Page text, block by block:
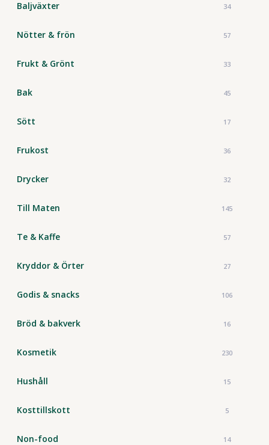
Baljväxter 34
Nötter & frön 57
Frukt & Grönt 33
Bak 45
Sött 17
Frukost 36
Drycker 32
Till Maten 145
Te & Kaffe 57
Kryddor & Örter 27
Godis & snacks 106
Bröd & bakverk 16
Kosmetik 230
Hushåll 15
Kosttillskott 5
Non-food 14